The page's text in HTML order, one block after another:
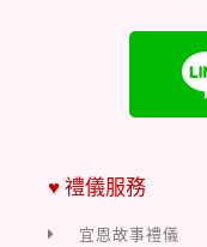
♥ 禮儀服務
宜恩故事禮儀